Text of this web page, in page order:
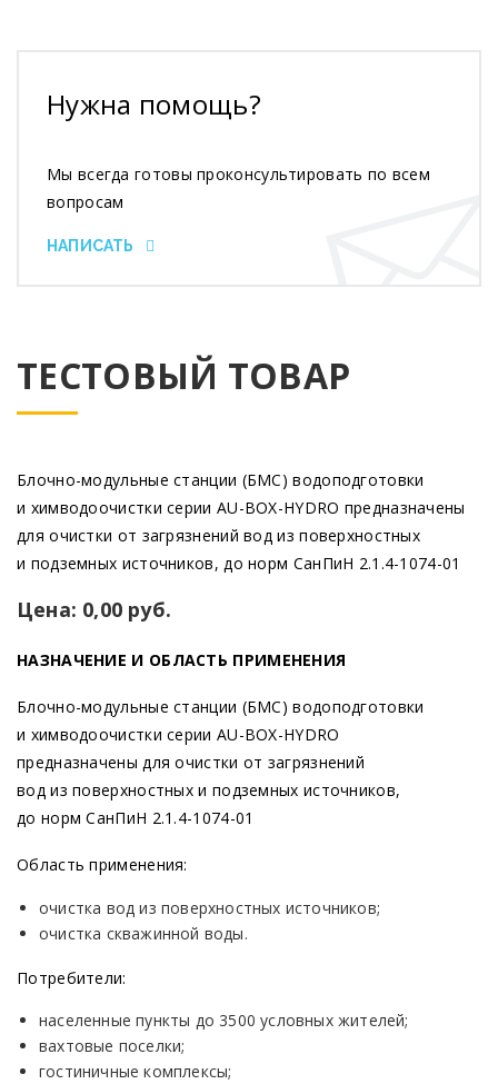
Нужна помощь?
Мы всегда готовы проконсультировать по всем
вопросам
НАПИСАТЬ
ТЕСТОВЫЙ ТОВАР
Блочно-модульные станции (БМС) водоподготовки
и химводоочистки серии AU-BOX-HYDRO предназначены
для очистки от загрязнений вод из поверхностных
и подземных источников, до норм СанПиН 2.1.4-1074-01
Цена: 0,00 руб.
НАЗНАЧЕНИЕ И ОБЛАСТЬ ПРИМЕНЕНИЯ
Блочно-модульные станции (БМС) водоподготовки
и химводоочистки серии AU-BOX-HYDRO
предназначены для очистки от загрязнений
вод из поверхностных и подземных источников,
до норм СанПиН 2.1.4-1074-01
Область применения:
очистка вод из поверхностных источников;
очистка скважинной воды.
Потребители:
населенные пункты до 3500 условных жителей;
вахтовые поселки;
гостиничные комплексы;